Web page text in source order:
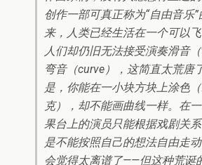
创作一部可真正称为“自由音乐
来，人类已经生活在一个可以
人们却仍旧无法接受演奏滑音（
弯音（curve），这简直太荒唐
是，你能在一小块方块上涂色
克），却不能画曲线一样。在
果台上的演员只能根据戏剧关
是不能按照自己的想法自由走
会觉得太离谱了——但这种荒诞